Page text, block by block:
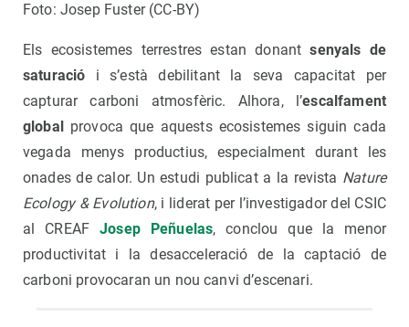
Foto: Josep Fuster (CC-BY)
Els ecosistemes terrestres estan donant senyals de
saturació i s’està debilitant la seva capacitat per
capturar carboni atmosfèric. Alhora, l’escalfament
globalprovoca que aquests ecosistemes siguin cada
vegada menys productius, especialment durant les
onades de calor. Un estudi publicat a la revista Nature
Ecology & Evolution, i liderat per l’investigador del CSIC
al CREAFJosep Peñuelas, conclou que la menor
productivitat i la desacceleració de la captació de
carboni provocaran un nou canvi d’escenari.